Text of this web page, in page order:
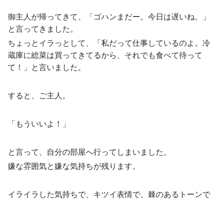
御主人が帰ってきて、「ゴハンまだー。今日は遅いね。」
と言ってきました。
ちょっとイラっとして、「私だって仕事しているのよ。冷
蔵庫に総菜は買ってきてるから、それでも食べて待って
て！」と言いました。
すると、ご主人。
「もういいよ！」
と言って、自分の部屋へ行ってしまいました。
嫌な雰囲気と嫌な気持ちが残ります。
イライラした気持ちで、キツイ表情で、棘のあるトーンで